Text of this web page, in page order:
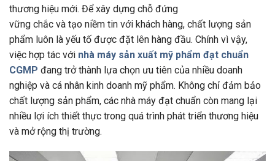
thương hiệu mới. Để xây dựng chỗ đứng
vững chắc và tạo niềm tin với khách hàng, chất lượng sản
phẩm luôn là yếu tố được đặt lên hàng đầu. Chính vì vậy,
việc hợp tác với nhà máy sản xuất mỹ phẩm đạt chuẩn
CGMP đang trở thành lựa chọn ưu tiên của nhiều doanh
nghiệp và cá nhân kinh doanh mỹ phẩm. Không chỉ đảm bảo
chất lượng sản phẩm, các nhà máy đạt chuẩn còn mang lại
nhiều lợi ích thiết thực trong quá trình phát triển thương hiệu
và mở rộng thị trường.